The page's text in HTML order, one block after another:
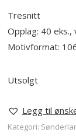
Tresnitt
Opplag: 40 eks.,
Motivformat:
Utsolgt
Legg til
Kategori: